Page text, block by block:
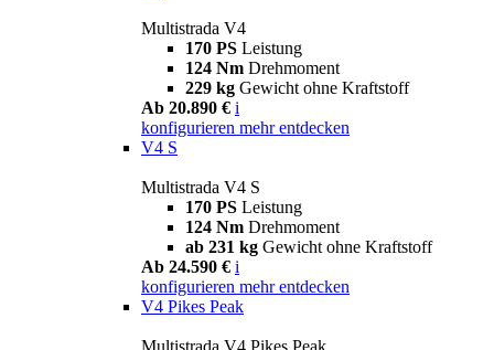
Multistrada V4
170 PS Leistung
124 Nm Drehmoment
229 kg Gewicht ohne Kraftstoff
Ab 20.890 € i
konfigurieren mehr entdecken
V4 S
Multistrada V4 S
170 PS Leistung
124 Nm Drehmoment
ab 231 kg Gewicht ohne Kraftstoff
Ab 24.590 € i
konfigurieren mehr entdecken
V4 Pikes Peak